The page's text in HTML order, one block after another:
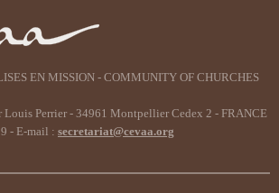
EN MISSION - COMMUNITY OF CHURCHES
Louis Perrier - 34961 Montpellier Cedex 2 - FRANCE
- E-mail : secretariat@cevaa.org